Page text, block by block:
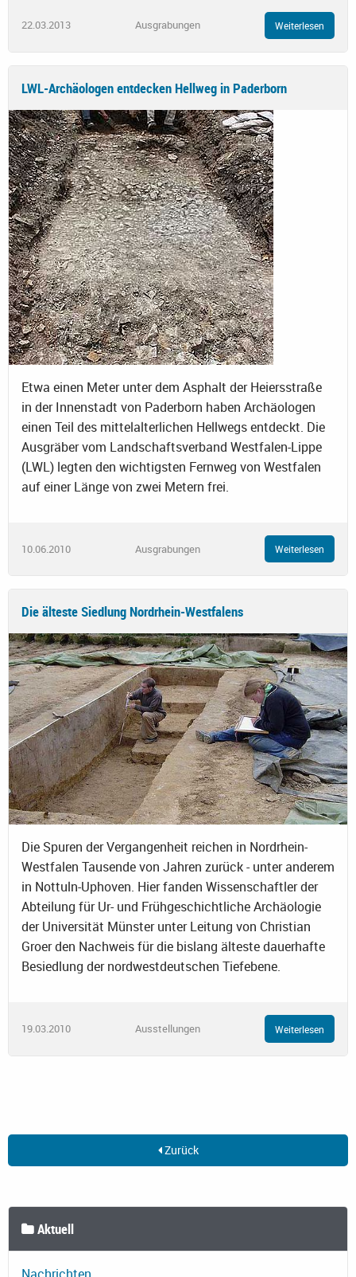
22.03.2013 Ausgrabungen Weiterlesen
LWL-Archäologen entdecken Hellweg in Paderborn
Etwa einen Meter unter dem Asphalt der Heiersstraße
in der Innenstadt von Paderborn haben Archäologen
einen Teil des mittelalterlichen Hellwegs entdeckt. Die
Ausgräber vom Landschaftsverband Westfalen-Lippe
(LWL) legten den wichtigsten Fernweg von Westfalen
auf einer Länge von zwei Metern frei.
10.06.2010 Ausgrabungen Weiterlesen
Die älteste Siedlung Nordrhein-Westfalens
Die Spuren der Vergangenheit reichen in Nordrhein-
Westfalen Tausende von Jahren zurück - unter anderem
in Nottuln-Uphoven. Hier fanden Wissenschaftler der
Abteilung für Ur- und Frühgeschichtliche Archäologie
der Universität Münster unter Leitung von Christian
Groer den Nachweis für die bislang älteste dauerhafte
Besiedlung der nordwestdeutschen Tiefebene.
19.03.2010 Ausstellungen Weiterlesen
Zurück
Aktuell